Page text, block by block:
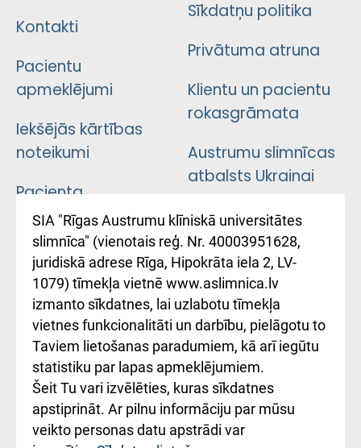
Kontakti
Pacientu
apmeklējumi
Iekšējās kārtības
noteikumi
Pacienta
atsauksmju/sūdzību
iesniegšanas
kārtība
Kā pie mums nokļūt
Rēķinu apmaksas
ceļvedis
Rekvizīti un
ārstniecības
Sīkdatņu politika
Privātuma atruna
Klientu un pacientu
rokasgrāmata
Austrumu slimnīcas
atbalsts Ukrainai
Підтримка Східної
лікарні та співпраця з
Україною
SIA "Rīgas Austrumu klīniskā universitātes
slimnīca" (vienotais reģ. Nr. 40003951628,
juridiskā adrese Rīga, Hipokrāta iela 2, LV-
1079) tīmekļa vietnē www.aslimnica.lv
izmanto sīkdatnes, lai uzlabotu tīmekļa
vietnes funkcionalitāti un darbību, pielāgotu to
Taviem lietošanas paradumiem, kā arī iegūtu
statistiku par lapas apmeklējumiem.
Šeit Tu vari izvēlēties, kuras sīkdatnes
apstiprināt. Ar pilnu informāciju par mūsu
veikto personas datu apstrādi var